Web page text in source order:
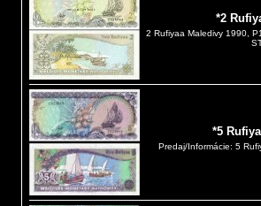
*2
2 Rufiyaa Maledivy 1990,
*5
Predaj/Informácie: 5